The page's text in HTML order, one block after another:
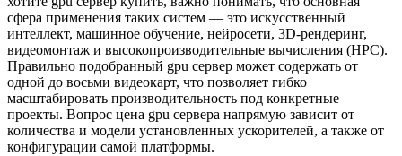
сфера применения таких систем — это искусственный
интеллект, машинное обучение, нейросети, 3D-рендеринг,
видеомонтаж и высокопроизводительные вычисления (HPC).
Правильно подобранный gpu сервер может содержать от
одной до восьми видеокарт, что позволяет гибко
масштабировать производительность под конкретные
проекты. Вопрос цена gpu сервера напрямую зависит от
количества и модели установленных ускорителей, а также от
конфигурации самой платформы.